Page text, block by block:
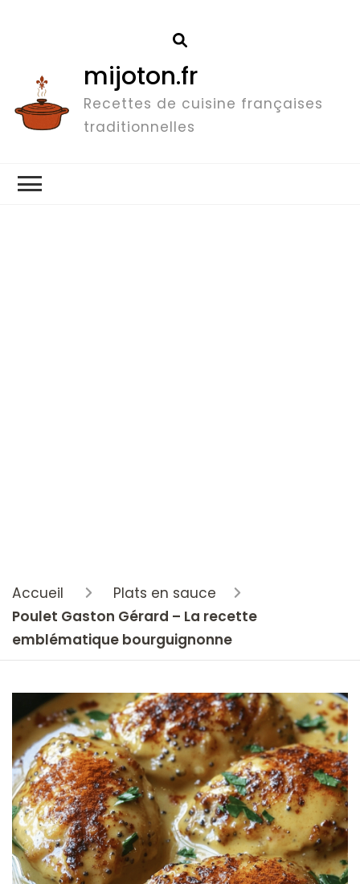
mijoton.fr
Recettes de cuisine françaises
traditionnelles
Accueil
Plats en sauce
Poulet Gaston Gérard – La recette
emblématique bourguignonne